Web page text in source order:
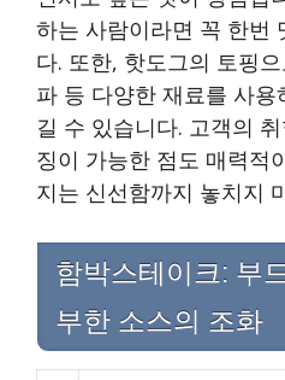
하는 사람이라면 꼭 한번
다. 또한, 핫도그의 토핑
파 등 다양한 재료를 사
길 수 있습니다. 고객의
징이 가능한 점도 매력적
지는 신선함까지 놓치지
함박스테이크: 부
부한 소스의 조화